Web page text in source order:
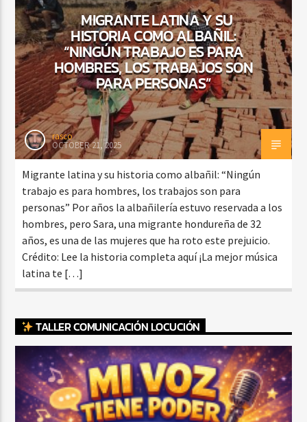
MIGRANTE LATINA Y SU
HISTORIA COMO ALBAÑIL:
“NINGÚN TRABAJO ES PARA
HOMBRES, LOS TRABAJOS SON
PARA PERSONAS”
rasco
OCTOBER 21, 2025
Migrante latina y su historia como albañil: “Ningún
trabajo es para hombres, los trabajos son para
personas” Por años la albañilería estuvo reservada a los
hombres, pero Sara, una migrante hondureña de 32
años, es una de las mujeres que ha roto este prejuicio.
Crédito: Lee la historia completa aquí ¡La mejor música
latina te […]
TALLER COMUNICACIÓN LOCUCIÓN